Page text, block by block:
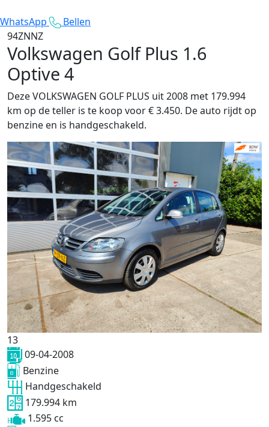
WhatsApp
Bellen
94ZNNZ
Volkswagen Golf Plus 1.6
Optive 4
Deze VOLKSWAGEN GOLF PLUS uit 2008 met 179.994
km op de teller is te koop voor € 3.450. De auto rijdt op
benzine en is handgeschakeld.
13
09-04-2008
Benzine
Handgeschakeld
179.994 km
1.595 cc